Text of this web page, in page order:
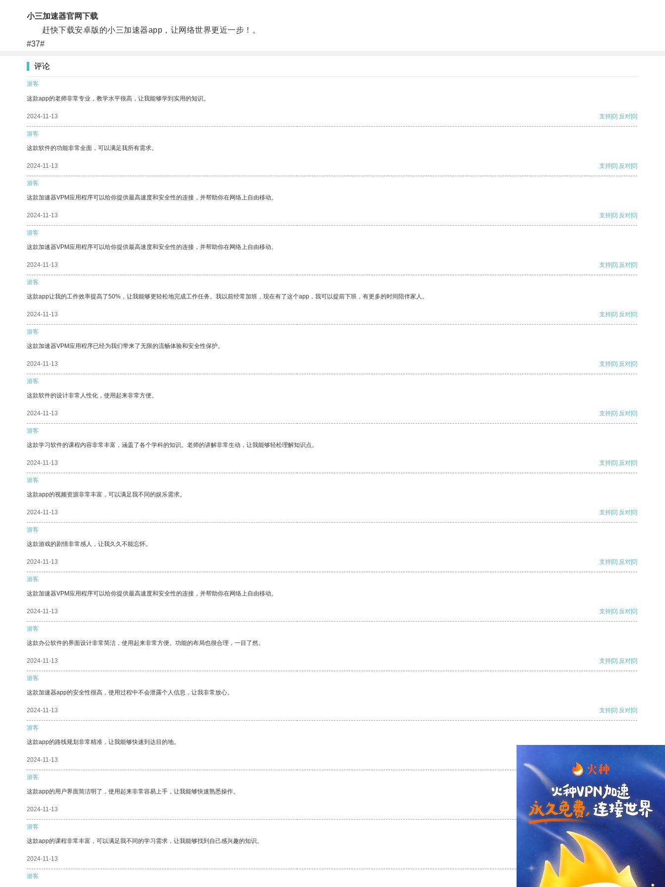
小三加速器官网下载
赶快下载安卓版的小三加速器app，让网络世界更近一步！。
#37#
评论
游客
这款app的老师非常专业，教学水平很高，让我能够学到实用的知识。
2024-11-13 支持[0] 反对[0]
游客
这款软件的功能非常全面，可以满足我所有需求。
2024-11-13 支持[0] 反对[0]
游客
这款加速器VPM应用程序可以给你提供最高速度和安全性的连接，并帮助你在网络上自由移动。
2024-11-13 支持[0] 反对[0]
游客
这款加速器VPM应用程序可以给你提供最高速度和安全性的连接，并帮助你在网络上自由移动。
2024-11-13 支持[0] 反对[0]
游客
这款app让我的工作效率提高了50%，让我能够更轻松地完成工作任务。我以前经常加班，现在有了这个app，我可以提前下班，有更多的时间陪伴家人。
2024-11-13 支持[0] 反对[0]
游客
这款加速器VPM应用程序已经为我们带来了无限的流畅体验和安全性保护。
2024-11-13 支持[0] 反对[0]
游客
这款软件的设计非常人性化，使用起来非常方便。
2024-11-13 支持[0] 反对[0]
游客
这款学习软件的课程内容非常丰富，涵盖了各个学科的知识。老师的讲解非常生动，让我能够轻松理解知识点。
2024-11-13 支持[0] 反对[0]
游客
这款app的视频资源非常丰富，可以满足我不同的娱乐需求。
2024-11-13 支持[0] 反对[0]
游客
这款游戏的剧情非常感人，让我久久不能忘怀。
2024-11-13 支持[0] 反对[0]
游客
这款加速器VPM应用程序可以给你提供最高速度和安全性的连接，并帮助你在网络上自由移动。
2024-11-13 支持[0] 反对[0]
游客
这款办公软件的界面设计非常简洁，使用起来非常方便。功能的布局也很合理，一目了然。
2024-11-13 支持[0] 反对[0]
游客
这款加速器app的安全性很高，使用过程中不会泄露个人信息，让我非常放心。
2024-11-13 支持[0] 反对[0]
游客
这款app的路线规划非常精准，让我能够快速到达目的地。
2024-11-13
游客
这款app的用户界面简洁明了，使用起来非常容易上手，让我能够快速熟悉操作。
2024-11-13 支持 [0] 反对[0]
游客
这款app的课程非常丰富，可以满足我不同的学习需求，让我能够找到自己感兴趣的知识。
2024-11-13 支持[0] 反对
游客